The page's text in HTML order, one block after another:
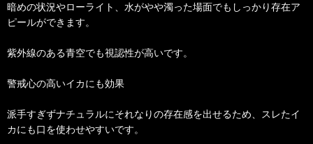
暗めの状況やローライト、水がやや濁った場面でもしっかり存在ア
ピールができます。
紫外線のある青空でも視認性が高いです。
警戒心の高いイカにも効果
派手すぎずナチュラルにそれなりの存在感を出せるため、スレたイ
カにも口を使わせやすいです。